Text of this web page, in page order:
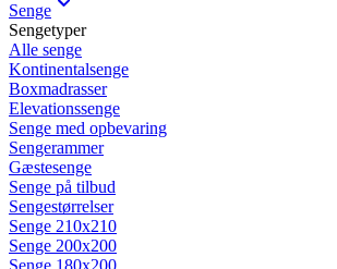
Senge
Sengetyper
Alle senge
Kontinentalsenge
Boxmadrasser
Elevationssenge
Senge med opbevaring
Sengerammer
Gæstesenge
Senge på tilbud
Sengestørrelser
Senge 210x210
Senge 200x200
Senge 180x200